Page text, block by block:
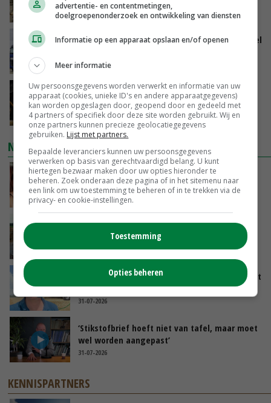
VANDAAG, 09:28
ForFarmers groeit verder en ziet marktaandeel
VANDAAG, 07:43
Zalmkweker wil ‘standaard neerzetten die als
voorbeeld kan dienen voor sector’
VANDAAG, 06:21
NIEUWSTE VIDEO'S
Danique in Canada: ‘Superveel schik gehad
tijdens stage’
04-08-2026
POAH!: Fendt 1042
01-08-2026
Oekraïne-vlogger Kees Huizinga: ‘Tarwe wordt
geperst, koeien hebben stro nodig’
31-07-2026
‘Stikstofbrief hoeft niet van tafel, maar moet
wel worden aangepast’
31-07-2026
KENNISPARTNERS
advertentie- en contentmetingen,
doelgroepenonderzoek en ontwikkeling van diensten
Informatie op een apparaat opslaan en/of openen
Meer informatie
Uw persoonsgegevens worden verwerkt en informatie van uw
apparaat (cookies, unieke ID's en andere apparaatgegevens)
kan worden opgeslagen door, geopend door en gedeeld met
4 partners of specifiek door deze site worden gebruikt. Wij en
onze partners kunnen precieze geolocatiegegevens
gebruiken. Lijst met partners.
Bepaalde leveranciers kunnen uw persoonsgegevens
verwerken op basis van gerechtvaardigd belang. U kunt
hiertegen bezwaar maken door uw opties hieronder te
beheren. Zoek onderaan deze pagina of in het sitemenu naar
een link om uw toestemming te beheren of in te trekken via de
privacy- en cookie-instellingen.
Toestemming
Opties beheren